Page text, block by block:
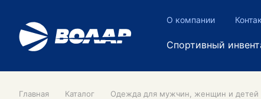
О компании
Спортивный
Главная Каталог Одежда для мужчин, женщин и детей